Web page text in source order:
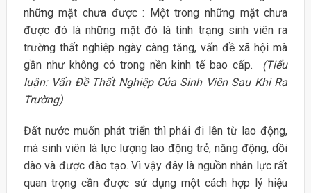
những mặt chưa được : Một trong những mặt chưa
được đó là những mặt đó là tình trạng sinh viên ra
trường thất nghiệp ngày càng tăng, vấn đề xã hội mà
gần như không có trong nền kinh tế bao cấp. (Tiểu
luận: Vấn Đề Thất Nghiệp Của Sinh Viên Sau Khi Ra
Trường)
Đất nước muốn phát triển thì phải đi lên từ lao động,
mà sinh viên là lực lượng lao động trẻ, năng động, dồi
dào và được đào tạo. Vì vậy đây là nguồn nhân lực rất
quan trọng cần được sử dụng một cách hợp lý hiệu